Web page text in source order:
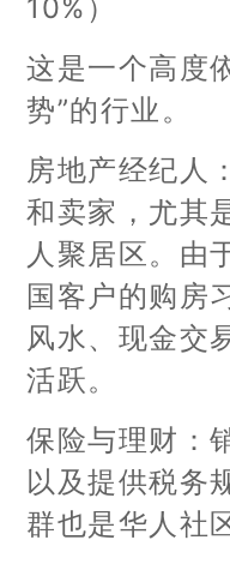
10%）
这是一个高度
势”的行业。
房地产经纪人
和卖家，尤其
人聚居区。由
国客户的购房
风水、现金交
活跃。
保险与理财：
以及提供税务
群也是华人社